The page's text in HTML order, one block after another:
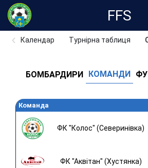
FFS
Календар Турнірна таблиця
БОМБАРДИРИ КОМАНДИ
Команда
ФК "Колос" (Северинівка)
ФК "Аквітан" (Хустянка)